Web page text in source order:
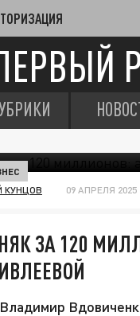
КУНЦОВ 09 АПРЕЛЯ 2025
ЗА 120